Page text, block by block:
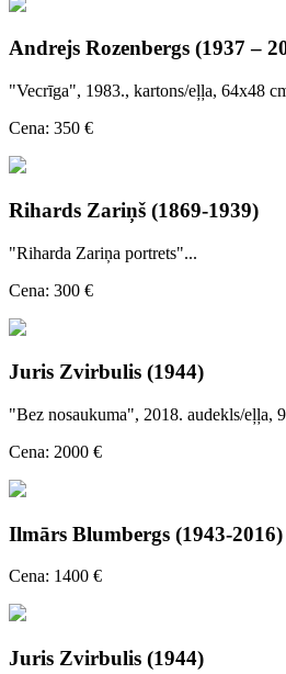
Andrejs Rozenbergs (1937 –
"Vecrīga", 1983., kartons/eļļa, 64x48
Cena: 350 €
Rihards Zariņš (1869-1939)
"Riharda Zariņa portrets"...
Cena: 300 €
Juris Zvirbulis (1944)
"Bez nosaukuma", 2018. audekls/eļļa,
Cena: 2000 €
Ilmārs Blumbergs (1943-2016)
Cena: 1400 €
Juris Zvirbulis (1944)